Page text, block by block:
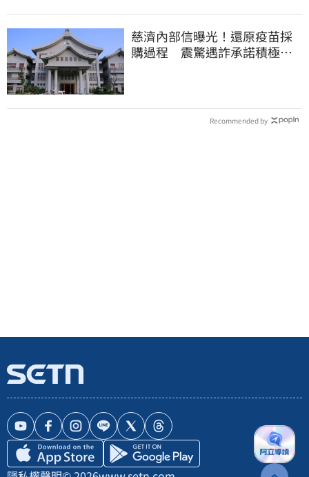
慈濟內部信曝光！還原疫苗採
購過程 震驚遇詐承諾積極追
Recommended by